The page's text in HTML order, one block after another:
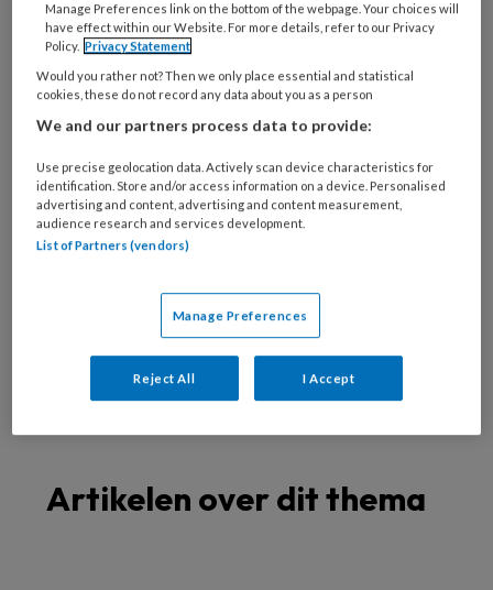
Diabetische voet
Reumatische voet
Oncologische voet
Spastische voet
Oudere voet
Verwaarloosde voet
Specialistische technieken
Nagelreparatie
Orthese
Vilttechniek
Zolen
Richtlijnen
Artikelen over dit thema
Manage Preferences link on the bottom of the webpage. Your choices will
have effect within our Website. For more details, refer to our Privacy
Policy. Privacy Statement
Would you rather not? Then we only place essential and statistical
cookies, these do not record any data about you as a person
We and our partners process data to provide:
Use precise geolocation data. Actively scan device characteristics for
identification. Store and/or access information on a device. Personalised
advertising and content, advertising and content measurement,
audience research and services development.
List of Partners (vendors)
Manage Preferences
Reject All I Accept